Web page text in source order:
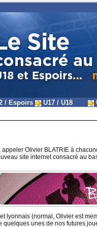
/ Espoirs U17 / U18
Olivier BLATRIE à
site internet consacré au
lyonnais (normal, Olivier est
unes de nos futures